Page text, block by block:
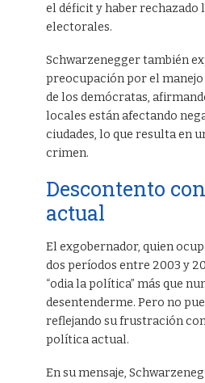
el déficit y haber rechazado
electorales.
Schwarzenegger también
preocupación por el
de los demócratas,
locales están afectando
ciudades, lo que resulta en
crimen.
Descontento
actual
El exgobernador, quien
dos períodos entre 2003 y
“odia la política” más que
desentenderme. Pero no
reflejando su frustración
política actual.
En su mensaje,